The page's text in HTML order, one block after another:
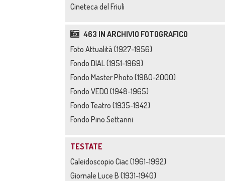
Cineteca del Friuli
463 IN ARCHIVIO FOTOGRAFICO
Foto Attualità (1927-1956)
Fondo DIAL (1951-1969)
Fondo Master Photo (1980-2000)
Fondo VEDO (1948-1965)
Fondo Teatro (1935-1942)
Fondo Pino Settanni
TESTATE
Caleidoscopio Ciac (1961-1992)
Giornale Luce B (1931-1940)